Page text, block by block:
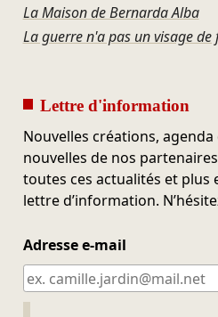
La Maison de Bernarda Alba
La guerre n'a pas un visage de
Lettre d'information
Nouvelles créations,
nouvelles de nos
toutes ces actualités et plus
lettre d’information.
Adresse e-mail